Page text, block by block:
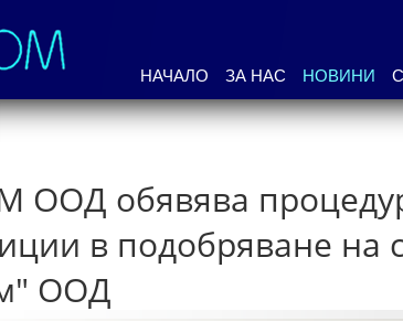
НАЧАЛО ЗА НАС НОВИНИ
ООД обявява
в подобряване на
ООД